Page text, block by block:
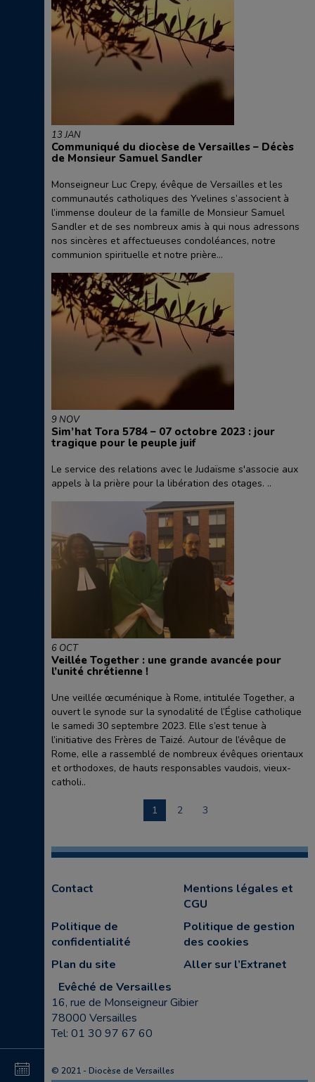
au
au
13 JAN
Communiqué du diocèse de Versailles – Décès
de Monsieur Samuel Sandler
Monseigneur Luc Crepy, évêque de Versailles et les
communautés catholiques des Yvelines s’associent à
l’immense douleur de la famille de Monsieur Samuel
Sandler et de ses nombreux amis à qui nous adressons
nos sincères et affectueuses condoléances, notre
communion spirituelle et notre prière...
9 NOV
Sim’hat Tora 5784 – 07 octobre 2023 : jour
tragique pour le peuple juif
Le service des relations avec le Judaïsme s'associe aux
appels à la prière pour la libération des otages. ..
6 OCT
Veillée Together : une grande avancée pour
l’unité chrétienne !
Une veillée œcuménique à Rome, intitulée Together, a
ouvert le synode sur la synodalité de l’Église catholique
le samedi 30 septembre 2023. Elle s’est tenue à
l’initiative des Frères de Taizé. Autour de l’évêque de
Rome, elle a rassemblé de nombreux évêques orientaux
et orthodoxes, de hauts responsables vaudois, vieux-
catholi..
1 2 3
Contact
Mentions légales et
CGU
Politique de
confidentialité
Politique de gestion
des cookies
Plan du site
Aller sur l’Extranet
Evêché de Versailles
16, rue de Monseigneur Gibier
78000 Versailles
Tel: 01 30 97 67 60
© 2021 - Diocèse de Versailles